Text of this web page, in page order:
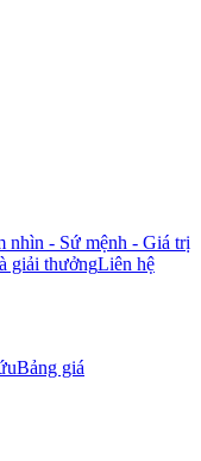
nhìn - Sứ mệnh - Giá trị
giải thưởngLiên hệ
Bảng giá